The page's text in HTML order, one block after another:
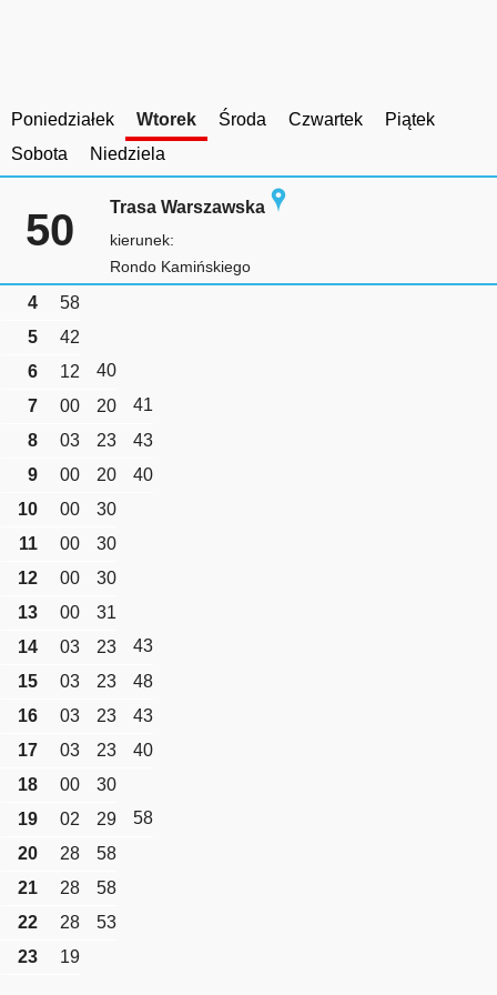
Poniedziałek Wtorek Środa Czwartek
Piątek
Sobota
Niedziela
50 Trasa Warszawska
kierunek:
Rondo Kamińskiego
4
58
5
42
6
12
40
7
00 20
41
8
03 23
43
9
00 20
40
10
00
30
11
00
30
12
00
30
13
00
31
14
03 23
43
15
03 23
48
16
03 23
43
17
03 23
40
18
00
30
19
02 29
58
20
28
58
21
28
58
22
28
53
23
19